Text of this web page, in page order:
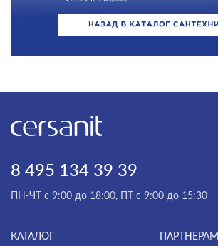
8 495 134 39 39
ПН-ЧТ с 9:00 до 18:00, ПТ с 9:00 до 15:30
КАТАЛОГ ПАРТНЕРАМ